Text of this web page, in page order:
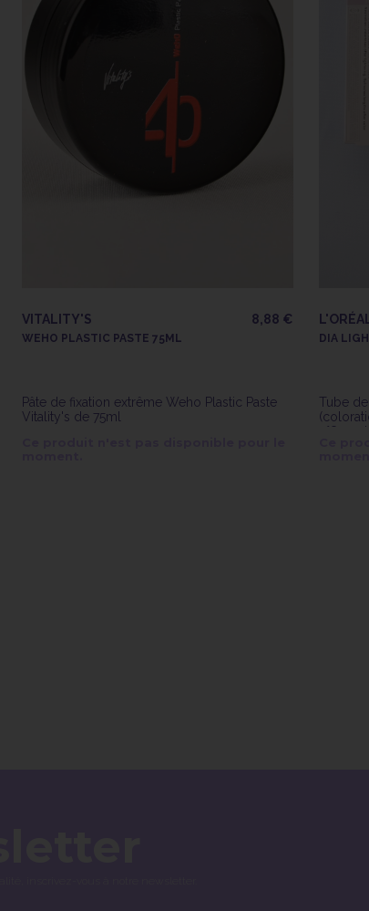
VITALITY'S 8,88 €
WEHO PLASTIC PASTE 75ML
Pâte de fixation extrême Weho Plastic Paste
Vitality's de 75ml
DIA
Tube
n°8.34